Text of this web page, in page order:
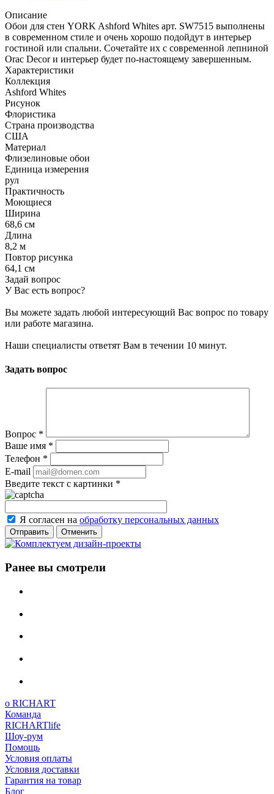
Описание
Обои для стен YORK Ashford Whites арт. SW7515 выполнены
в современном стиле и очень хорошо подойдут в интерьер
гостиной или спальни. Сочетайте их с современной лепниной
Orac Decor и интерьер будет по-настоящему завершенным.
Характеристики
Коллекция
Ashford Whites
Рисунок
Флористика
Страна производства
США
Материал
Флизелиновые обои
Единица измерения
рул
Практичность
Моющиеся
Ширина
68,6 см
Длина
8,2 м
Повтор рисунка
64,1 см
Задай вопрос
У Вас есть вопрос?
Вы можете задать любой интересующий Вас вопрос по товару
или работе магазина.
Наши специалисты ответят Вам в течении 10 минут.
Задать вопрос
Вопрос *
Ваше имя *
Телефон *
E-mail
Введите текст с картинки *
Я согласен на обработку персональных данных
Отменить
Ранее вы смотрели
о RICHART
Команда
RICHARTlife
Шоу-рум
Помощь
Условия оплаты
Условия доставки
Гарантия на товар
Блог